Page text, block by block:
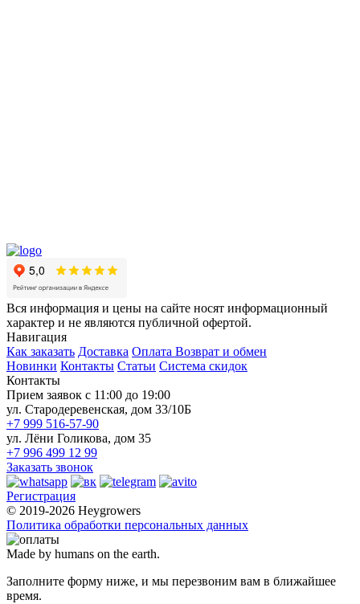
Вся информация и цены на сайте носят информационный
характер и не являются публичной офертой.
Навигация
Как заказать Доставка Оплата Возврат и обмен
Новинки Контакты Статьи Система скидок
Контакты
Прием заявок с 11:00 до 19:00
ул. Стародеревенская, дом 33/10Б
+7 999 516-57-90
ул. Лёни Голикова, дом 35
+7 996 499 12 99
Заказать звонок
Регистрация
© 2019-2026 Heygrowers
Политика обработки персональных данных
Made by humans on the earth.
Заполните форму ниже, и мы перезвоним вам в ближайшее
время.